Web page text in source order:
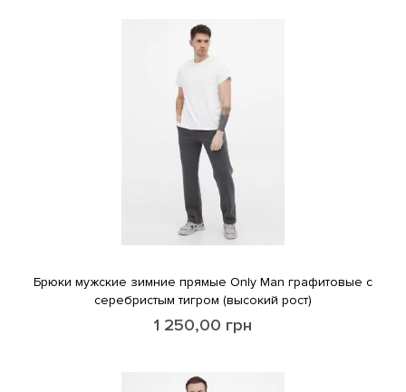
Брюки мужские зимние прямые Only Man графитовые с
серебристым тигром (высокий рост)
1 250,00 грн